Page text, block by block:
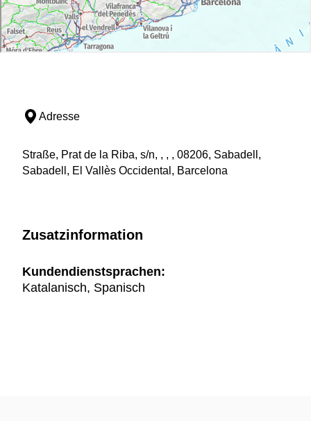
Adresse
Straße, Prat de la Riba, s/n, , , , 08206, Sabadell,
Sabadell, El Vallès Occidental, Barcelona
Zusatzinformation
Kundendienstsprachen:
Katalanisch, Spanisch